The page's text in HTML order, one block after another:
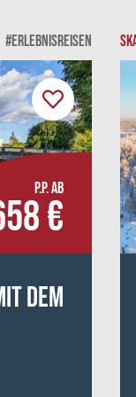
#ERLEBNISREISEN
P.P. AB
€
dem